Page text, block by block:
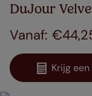
DuJour
€44,
Krijg